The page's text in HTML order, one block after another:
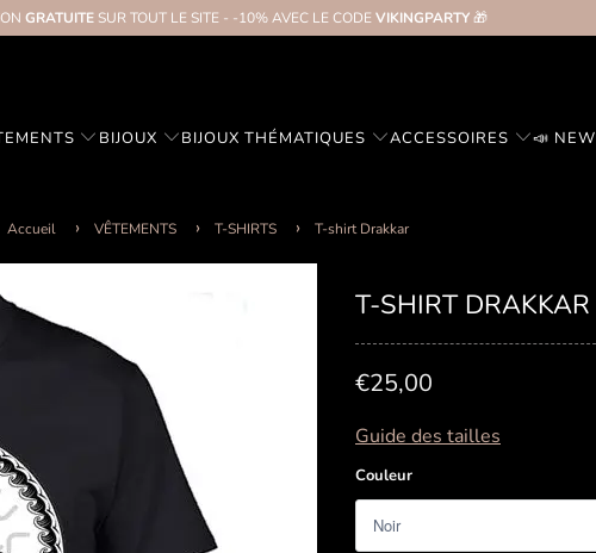
GRATUITE SUR TOUT LE SITE - -10% AVEC LE CODEVIKINGPARTY🎁
BIJOUX BIJOUX THÉMATIQUES ACCESSOIRES 📣 NEW
Accueil VÊTEMENTS T-SHIRTS T-shirt Drakkar
T-SHIRT DRAKKAR
€25,00
Guide des tailles
Couleur